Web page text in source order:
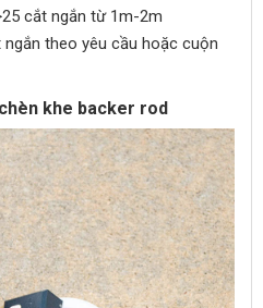
cắt ngắn từ 1m-2m
theo yêu cầu hoặc cuộn
khe backer rod